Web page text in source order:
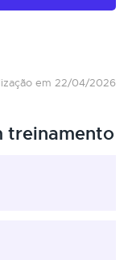
em 22/04/2026
treinamento